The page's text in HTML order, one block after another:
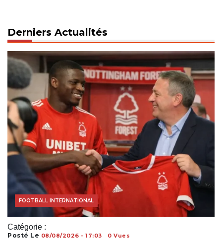
Derniers Actualités
Catégorie :
ACTUALITÉS FOOTBALL
FOOTBALL INTERNATIONAL
Posté Le 08/08/2026 - 17:03 0 Vues